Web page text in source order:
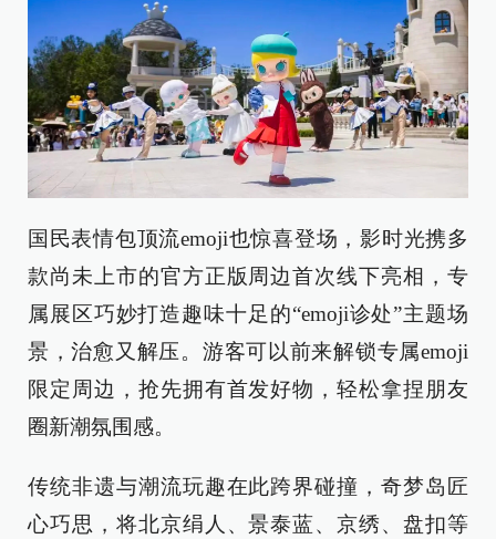
国民表情包顶流emoji也惊喜登场，影时光携多
款尚未上市的官方正版周边首次线下亮相，专
属展区巧妙打造趣味十足的“emoji诊处”主题场
景，治愈又解压。游客可以前来解锁专属emoji
限定周边，抢先拥有首发好物，轻松拿捏朋友
圈新潮氛围感。
传统非遗与潮流玩趣在此跨界碰撞，奇梦岛匠
心巧思，将北京绢人、景泰蓝、京绣、盘扣等